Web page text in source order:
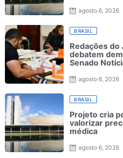
agosto 6, 2026
BRASIL
Redações do
debatem
Senado
agosto 6, 2026
BRASIL
Projeto cria
valorizar
médica
agosto 6, 2026